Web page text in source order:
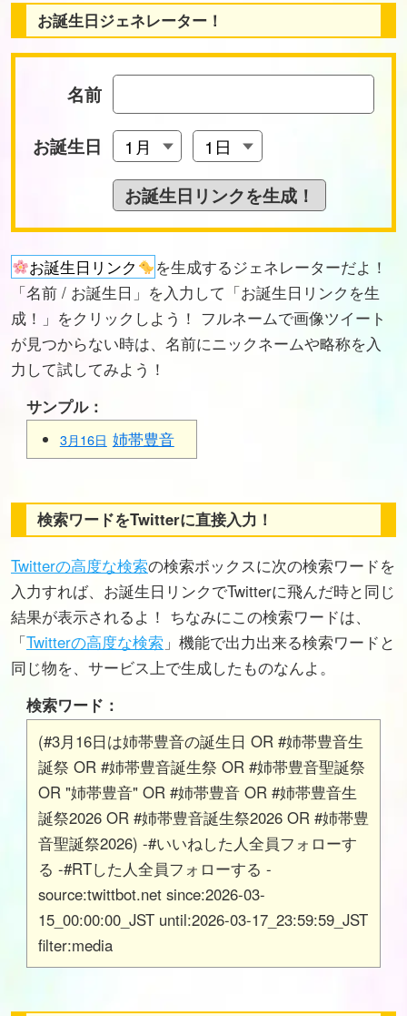
お誕生日ジェネレーター！
名前
お誕生日
お誕生日リンク
を生成するジェネレーターだよ！
「名前 / お誕生日」を入力して「お誕生日リンクを生
成！」をクリックしよう！ フルネームで画像ツイート
が見つからない時は、名前にニックネームや略称を入
力して試してみよう！
サンプル：
3月16日 姉帯豊音
検索ワードをTwitterに直接入力！
Twitterの高度な検索の検索ボックスに次の検索ワードを
入力すれば、お誕生日リンクでTwitterに飛んだ時と同じ
結果が表示されるよ！ ちなみにこの検索ワードは、
「Twitterの高度な検索 」機能で出力出来る検索ワードと
同じ物を、サービス上で生成したものなんよ。
検索ワード：
(#3月16日は姉帯豊音の誕生日 OR #姉帯豊音生
誕祭 OR #姉帯豊音誕生祭 OR #姉帯豊音聖誕祭
OR "姉帯豊音" OR #姉帯豊音 OR #姉帯豊音生
誕祭2026 OR #姉帯豊音誕生祭2026 OR #姉帯豊
音聖誕祭2026) -#いいねした人全員フォローす
る -#RTした人全員フォローする -
source:twittbot.net since:2026-03-
15_00:00:00_JST until:2026-03-17_23:59:59_JST
filter:media